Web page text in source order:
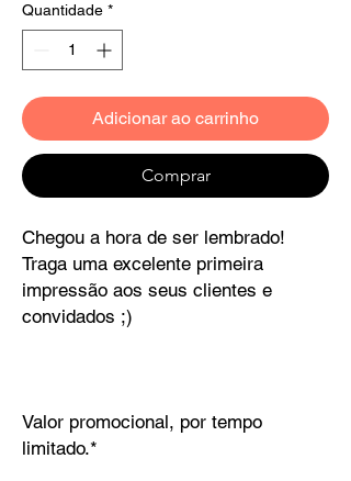
Quantidade *
Adicionar ao carrinho
Comprar
Chegou a hora de ser lembrado!
Traga uma excelente primeira
impressão aos seus clientes e
convidados ;)
Valor promocional, por tempo
limitado.*